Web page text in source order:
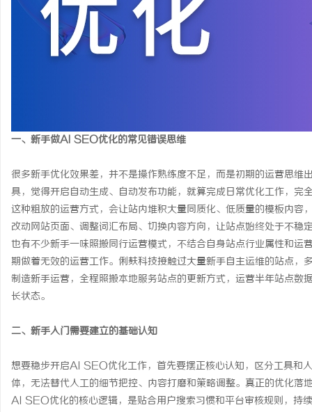
一、新手做AI SEO优化的常见错误思维
很多新手优化效果差，并不是操作熟练度不足，而是初期的运营思
具，觉得开启自动生成、自动发布功能，就算完成日常优化工作，完
这种粗放的运营方式，会让站内堆积大量同质化、低质量的模板内
改动网站页面、调整词汇布局、切换内容方向，让站点始终处于不稳
也有不少新手一味照搬同行运营模式，不结合自身站点行业属性和
期做着无效的运营工作。俐麸科技接触过大量新手自主运维的站点
制造新手运营，全程照搬本地服务站点的更新方式，运营半年站点
长状态。
二、新手入门需要建立的基础认知
想要稳步开启AI SEO优化工作，首先要摆正核心认知，区分工具和
体，无法替代人工的细节把控、内容打磨和策略调整。真正的优化落
AI SEO优化的核心逻辑，是贴合用户搜索习惯和平台审核规则，持
汉配眼镜 上海配眼镜 Co2打标系列：工业标